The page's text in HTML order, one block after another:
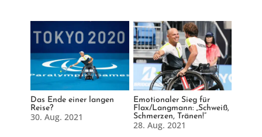
Das Ende einer langen
Reise?
30. Aug. 2021
Emotionaler Sieg für
Flax/Langmann: „Schweiß,
Schmerzen, Tränen!“
28. Aug. 2021